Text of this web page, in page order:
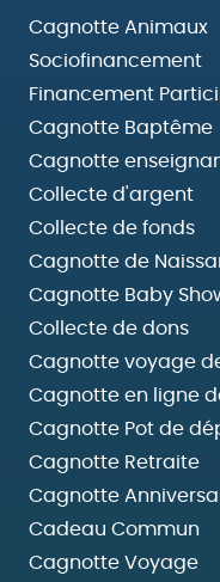
Cagnotte Animaux
Sociofinancement
Financement
Cagnotte Baptême
Cagnotte
Collecte d'argent
Collecte de fonds
Cagnotte de
Cagnotte Baby
Collecte de dons
Cagnotte voyage
Cagnotte en ligne
Cagnotte Pot de
Cagnotte Retraite
Cagnotte
Cadeau Commun
Cagnotte Voyage